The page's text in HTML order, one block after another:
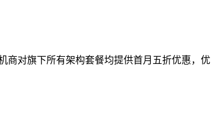
商对旗下所有架构套餐均提供首月五折优惠，优